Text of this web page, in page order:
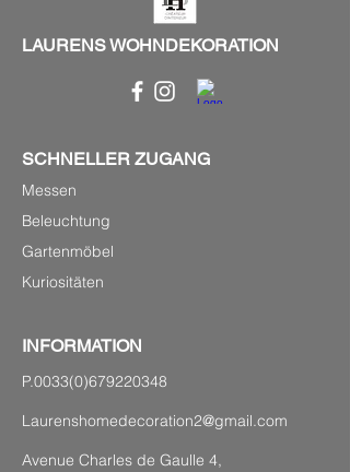
LAURENS WOHNDEKORATION
SCHNELLER ZUGANG
Messen
Beleuchtung
Gartenmöbel
Kuriositäten
INFORMATION
P.0033(0)679220348
Laurenshomedecoration2@gmail.com
Avenue Charles de Gaulle 4,